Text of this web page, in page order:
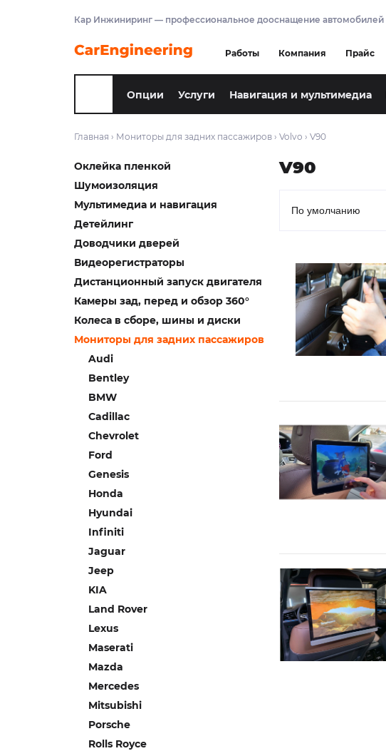
Кар Инжиниринг — профессиональное дооснащение автомобилей
Работы Компания Прайс
Опции Услуги Навигация и мультимедиа
Главная › Мониторы для задних пассажиров › Volvo › V90
Оклейка пленкой
Шумоизоляция
Мультимедиа и навигация
Детейлинг
Доводчики дверей
Видеорегистраторы
Дистанционный запуск двигателя
Камеры зад, перед и обзор 360°
Колеса в сборе, шины и диски
Мониторы для задних пассажиров
Audi
Bentley
BMW
Cadillac
Chevrolet
Ford
Genesis
Honda
Hyundai
Infiniti
Jaguar
Jeep
KIA
Land Rover
Lexus
Maserati
Mazda
Mercedes
Mitsubishi
Porsche
Rolls Royce
V90